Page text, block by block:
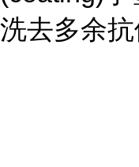
洗去多余